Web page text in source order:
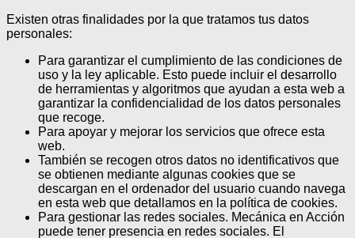
Existen otras finalidades por la que tratamos tus datos
personales:
Para garantizar el cumplimiento de las condiciones de
uso y la ley aplicable. Esto puede incluir el desarrollo
de herramientas y algoritmos que ayudan a esta web a
garantizar la confidencialidad de los datos personales
que recoge.
Para apoyar y mejorar los servicios que ofrece esta
web.
También se recogen otros datos no identificativos que
se obtienen mediante algunas cookies que se
descargan en el ordenador del usuario cuando navega
en esta web que detallamos en la política de cookies.
Para gestionar las redes sociales. Mecánica en Acción
puede tener presencia en redes sociales. El